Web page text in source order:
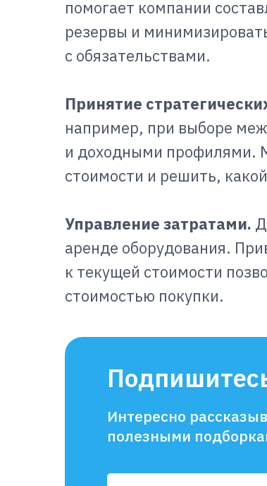
помогает компании
резервы и
с обязательствами.
Принятие
например, при выборе
и доходными профилями.
стоимости и решить,
Управление затратами.
аренде оборудования.
к текущей стоимости
стоимостью покупки.
Интересно
полезными